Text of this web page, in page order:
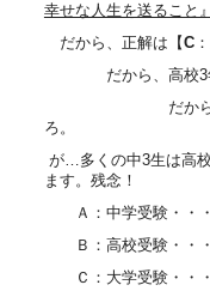
幸せな人生を送ること
だから、正解は【C
だから、高校3年間
だから、高校で
ろ。
が…多くの中3生は高
ます。残念！
Ａ：中学受験・・・
Ｂ：高校受験・・・
Ｃ：大学受験・・・